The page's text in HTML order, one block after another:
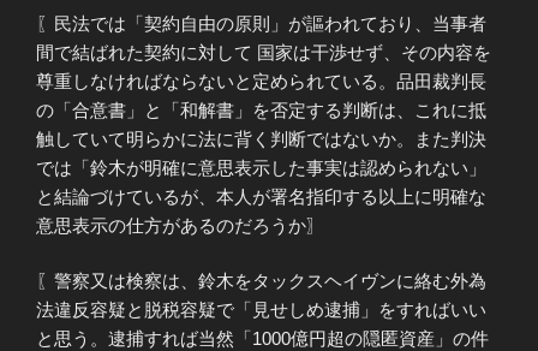
〖民法では「契約自由の原則」が謳われており、当事者
間で結ばれた契約に対して 国家は干渉せず、その内容を
尊重しなければならないと定められている。品田裁判長
の「合意書」と「和解書」を否定する判断は、これに抵
触していて明らかに法に背く判断ではないか。また判決
では「鈴木が明確に意思表示した事実は認められない」
と結論づけているが、本人が署名指印する以上に明確な
意思表示の仕方があるのだろうか〗
〖警察又は検察は、鈴木をタックスヘイヴンに絡む外為
法違反容疑と脱税容疑で「見せしめ逮捕」をすればいい
と思う。逮捕すれば当然「1000億円超の隠匿資産」の件